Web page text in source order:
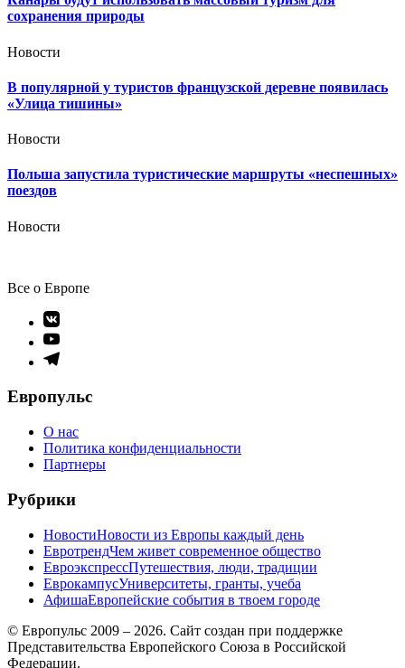
сохранения природы
Новости
В популярной у туристов французской деревне появилась
«Улица тишины»
Новости
Польша запустила туристические маршруты «неспешных»
поездов
Новости
Все о Европе
Элемент
меню
Элемент
меню
Элемент
Европульс
О нас
Политика конфиденциальности
Партнеры
Рубрики
НовостиНовости из Европы каждый день
ЕвротрендЧем живет современное общество
ЕвроэкспрессПутешествия, люди, традиции
ЕврокампусУниверситеты, гранты, учеба
АфишаЕвропейские события в твоем городе
© Европульс 2009 – 2026. Сайт создан при поддержке
Представительства Европейского Союза в Российской
Федерации.